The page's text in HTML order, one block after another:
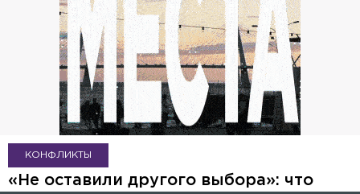
КОНФЛИКТЫ
«Не оставили другого выбора»: что